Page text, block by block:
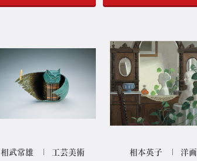
相武常雄 工芸美術 相本英子 洋画